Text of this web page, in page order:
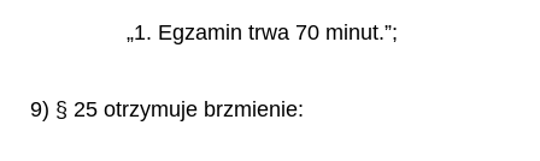
„1. Egzamin trwa 70 minut.”;
9) § 25 otrzymuje brzmienie: